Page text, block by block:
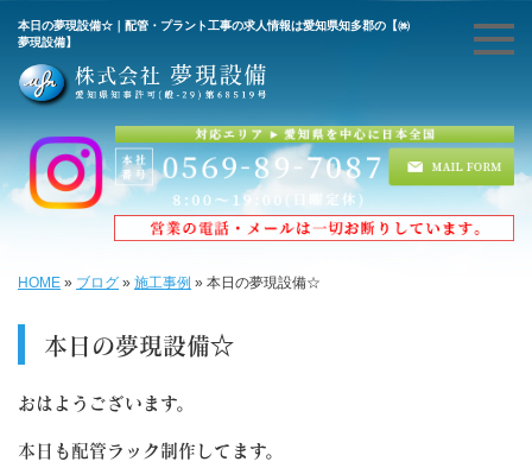
本日の夢現設備☆｜配管・プラント工事の求人情報は愛知県知多郡の【㈱
夢現設備】
HOME » ブログ » 施工事例 » 本日の夢現設備☆
本日の夢現設備☆
おはようございます。
本日も配管ラック制作してます。